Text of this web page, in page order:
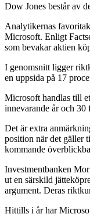
Dow Jones består av
Analytikernas
Microsoft. Enligt
som bevakar aktien
I genomsnitt ligger
en uppsida på 17
Microsoft handlas till
innevarande år och 30
Det är extra
position när det gäller
kommande
Investmentbanken
ut en särskild
argument. Deras
Hittills i år har